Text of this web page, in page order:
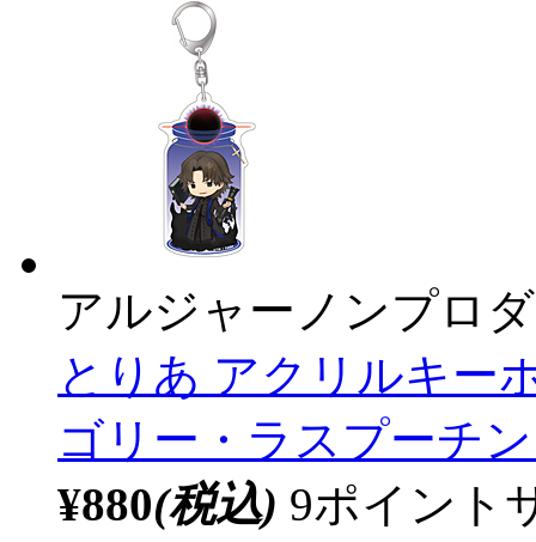
アルジャーノンプロ
とりあ アクリルキー
ゴリー・ラスプーチ
¥880(税込) 9ポイント